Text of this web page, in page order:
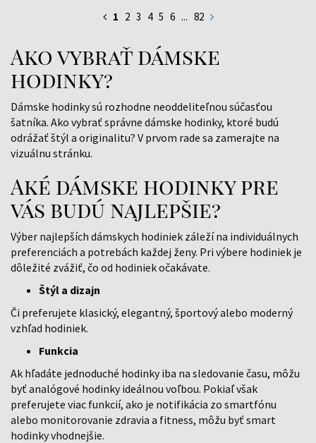
1 2 3 4 5 6 ... 82
Ako vybrať dámske
hodinky?
Dámske hodinky sú rozhodne neoddeliteľnou súčasťou
šatníka. Ako vybrať správne dámske hodinky, ktoré budú
odrážať štýl a originalitu? V prvom rade sa zamerajte na
vizuálnu stránku.
Aké dámske hodinky pre
vás budú najlepšie?
Výber najlepších dámskych hodiniek záleží na individuálnych
preferenciách a potrebách každej ženy. Pri výbere hodiniek je
dôležité zvážiť, čo od hodiniek očakávate.
Štýl a dizajn
Či preferujete klasický, elegantný, športový alebo moderný
vzhľad hodiniek.
Funkcia
Ak hľadáte jednoduché hodinky iba na sledovanie času, môžu
byť analógové hodinky ideálnou voľbou. Pokiaľ však
preferujete viac funkcií, ako je notifikácia zo smartfónu
alebo monitorovanie zdravia a fitness, môžu byť smart
hodinky vhodnejšie.